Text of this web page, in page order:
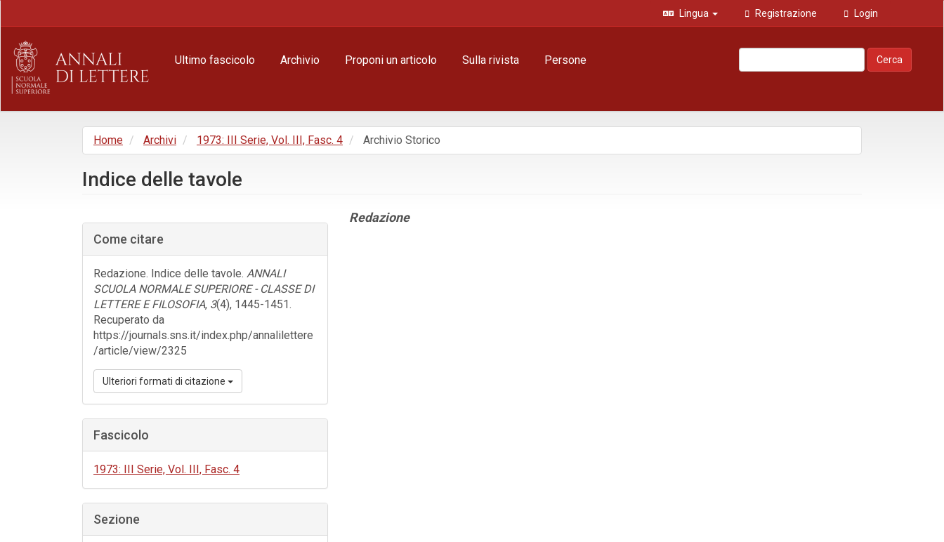
principale
Barra
laterale
Lingua Registrazione Login
Ultimo fascicolo Archivio Proponi un articolo Sulla rivista Persone Cerca
Home Archivi 1973: III Serie, Vol. III, Fasc. 4 Archivio Storico
Indice delle tavole
laterale
dell'articolo
Come citare
Redazione. Indice delle tavole. ANNALI
SCUOLA NORMALE SUPERIORE - CLASSE DI
LETTERE E FILOSOFIA, 3(4), 1445-1451.
Recuperato da
https://journals.sns.it/index.php/annalilettere
/article/view/2325
Ulteriori formati di citazione
Fascicolo
1973: III Serie, Vol. III, Fasc. 4
Sezione
Contenuto
Redazione